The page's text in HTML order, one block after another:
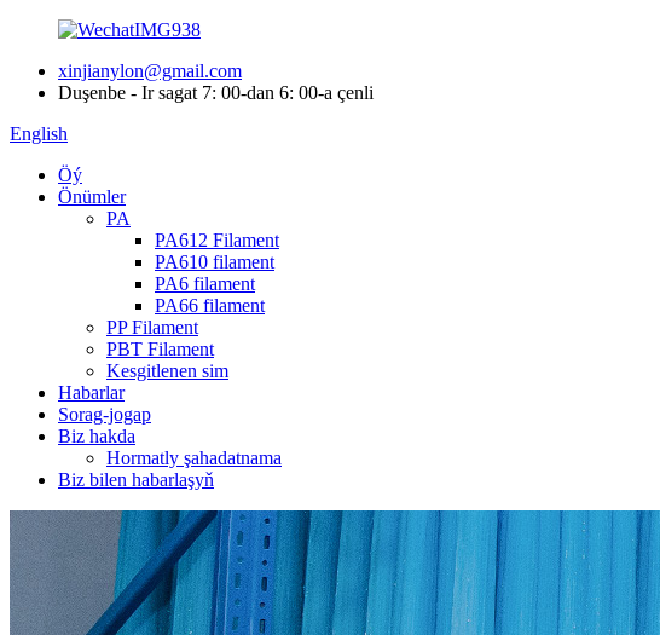
xinjianylon@gmail.com
Duşenbe - Ir sagat 7: 00-dan 6: 00-a çenli
English
Öý
Önümler
PA
PA612 Filament
PA610 filament
PA6 filament
PA66 filament
PP Filament
PBT Filament
Kesgitlenen sim
Habarlar
Sorag-jogap
Biz hakda
Hormatly şahadatnama
Biz bilen habarlaşyň